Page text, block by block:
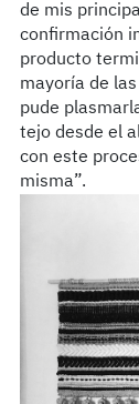
de mis
confirmación
producto
mayoría de
pude
tejo desde el
con este
misma”.